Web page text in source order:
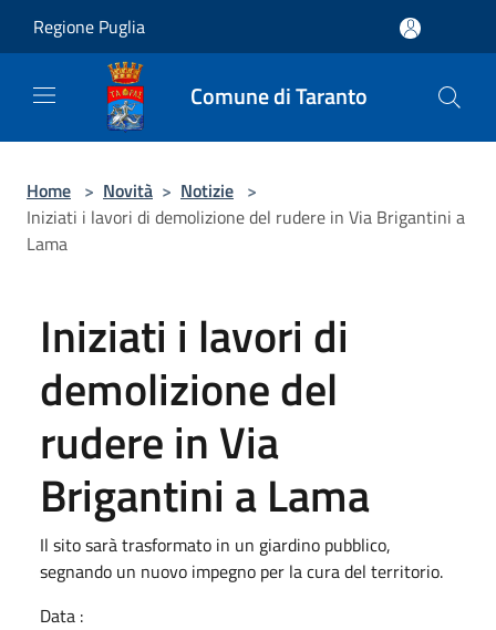
Regione Puglia
Comune di Taranto
Home > Novità > Notizie >
Iniziati i lavori di demolizione del rudere in Via Brigantini a
Lama
Iniziati i lavori di
demolizione del
rudere in Via
Brigantini a Lama
Il sito sarà trasformato in un giardino pubblico,
segnando un nuovo impegno per la cura del territorio.
Data :